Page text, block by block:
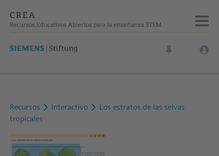
Recursos Interactivo
Los estratos de las selvas
tropicales